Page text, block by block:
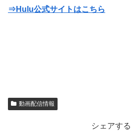
⇒Hulu公式サイトはこちら
動画配信情報
シェアする